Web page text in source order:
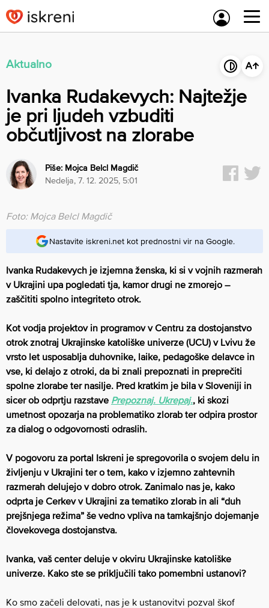
to
content
Aktualno
Ivanka Rudakevych: Najtežje
je pri ljudeh vzbuditi
občutljivost na zlorabe
Piše: Mojca Belcl Magdič
nedelja, 7. 12. 2025, 5:01
Foto: Mojca Belcl Magdič
Nastavite iskreni.net kot prednostni vir na Google.
Ivanka Rudakevych je izjemna ženska, ki si v vojnih razmerah
v Ukrajini upa pogledati tja, kamor drugi ne zmorejo –
zaščititi spolno integriteto otrok.
Kot vodja projektov in programov v Centru za dostojanstvo
otrok znotraj Ukrajinske katoliške univerze (UCU) v Lvivu že
vrsto let usposablja duhovnike, laike, pedagoške delavce in
vse, ki delajo z otroki, da bi znali prepoznati in preprečiti
spolne zlorabe ter nasilje. Pred kratkim je bila v Sloveniji in
sicer ob odprtju razstave Prepoznaj. Ukrepaj., ki skozi
umetnost opozarja na problematiko zlorab ter odpira prostor
za dialog o odgovornosti odraslih.
V pogovoru za portal Iskreni je spregovorila o svojem delu in
življenju v Ukrajini ter o tem, kako v izjemno zahtevnih
razmerah delujejo v dobro otrok. Zanimalo nas je, kako
odprta je Cerkev v Ukrajini za tematiko zlorab in ali “duh
prejšnjega režima” še vedno vpliva na tamkajšnjo dojemanje
človekovega dostojanstva.
Ivanka, vaš center deluje v okviru Ukrajinske katoliške
univerze. Kako ste se priključili tako pomembni ustanovi?
Ko smo začeli delovati, nas je k ustanovitvi pozval škof